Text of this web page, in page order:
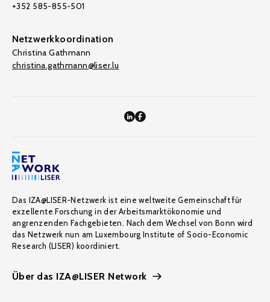
+352 585-855-501
Netzwerkkoordination
Christina Gathmann
christina.gathmann@liser.lu
Das IZA@LISER-Netzwerk ist eine weltweite Gemeinschaft für
exzellente Forschung in der Arbeitsmarktökonomie und
angrenzenden Fachgebieten. Nach dem Wechsel von Bonn wird
das Netzwerk nun am Luxembourg Institute of Socio-Economic
Research (LISER) koordiniert.
Über das IZA@LISER Network